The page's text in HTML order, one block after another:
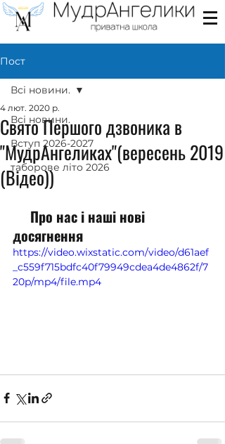
Пост
Всі новини.
Вступ 2026-2027
таборове літо 2026
Всі новини.
Свято Першого дзвоника в
"МудрАнгеликах"(вересень 2019
(Відео))
4 лют. 2020 р.
досягнення
https://video.wixstatic.com/video/d61aef
_c559f715bdfc40f79949cdea4de4862f/7
20p/mp4/file.mp4